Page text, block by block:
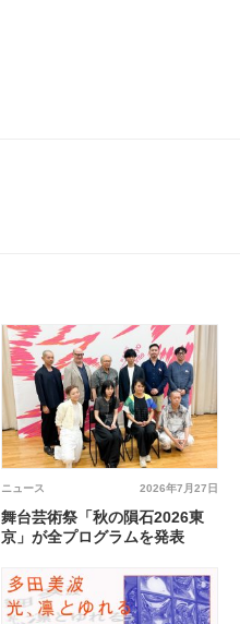
2026年7月27日
ニュース
舞台芸術祭「秋の隕石2026東
京」が全プログラムを発表